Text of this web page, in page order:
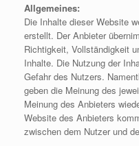
Allgemeines:
Die Inhalte dieser Website
erstellt. Der Anbieter
Richtigkeit, Vollständigkeit
Inhalte. Die Nutzung der
Gefahr des Nutzers.
geben die Meinung des
Meinung des Anbieters
Website des Anbieters
zwischen dem Nutzer und